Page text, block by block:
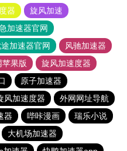
器
旋风加速
加速器官网
加速器官网
风驰加速器
果版
旋风加速度器
原子加速器
风加速度器
外网网址导航
器 哔咔漫画
瑞乐小说
大机场加速器